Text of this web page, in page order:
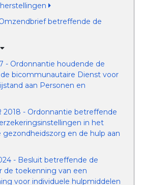
betreffende de
- Ordonnantie houdende de
bicommunautaire Dienst voor
aan Personen en
2018 - Ordonnantie betreffende
in het
gezondheidszorg en de hulp aan
- Besluit betreffende de
de toekenning van een
voor individuele hulpmiddelen